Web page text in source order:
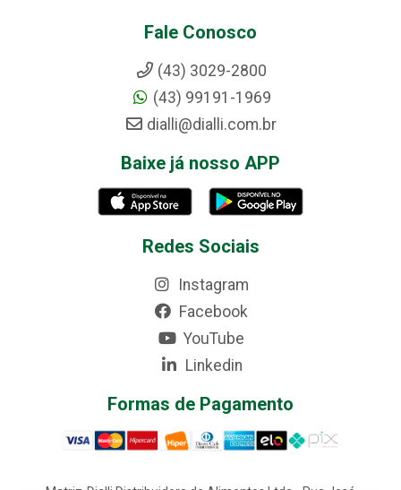
Fale Conosco
(43) 3029-2800
(43) 99191-1969
dialli@dialli.com.br
Baixe já nosso APP
Redes Sociais
Instagram
Facebook
YouTube
Linkedin
Formas de Pagamento